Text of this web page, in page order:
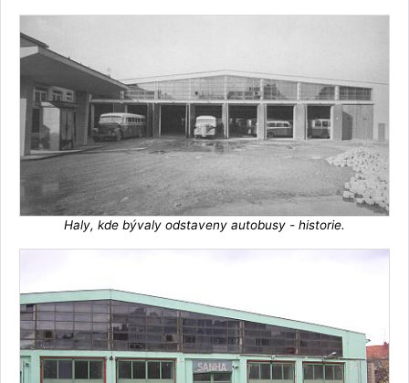
Haly, kde bývaly odstaveny autobusy - historie.